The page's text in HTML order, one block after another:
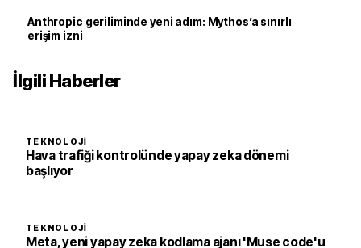
Anthropic geriliminde yeni adım: Mythos’a sınırlı
erişim izni
İlgili Haberler
TEKNOLOJI
Hava trafiği kontrolünde yapay zeka dönemi
başlıyor
TEKNOLOJI
Meta, yeni yapay zeka kodlama ajanı 'Muse code'u